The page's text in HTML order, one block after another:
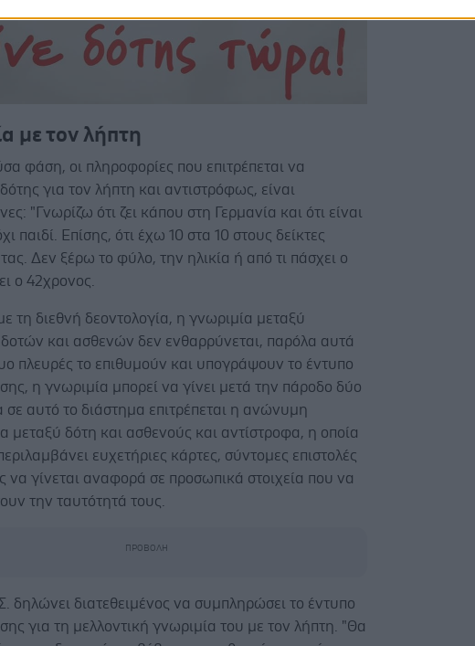
με τον λήπτη
φάση, οι πληροφορίες που επιτρέπεται να
για τον λήπτη και αντιστρόφως, είναι
"Γνωρίζω ότι ζει κάπου στη Γερμανία και ότι είναι
παιδί. Επίσης, ότι έχω 10 στα 10 στους δείκτες
Δεν ξέρω το φύλο, την ηλικία ή από τι πάσχει ο
ο 42χρονος.
τη διεθνή δεοντολογία, η γνωριμία μεταξύ
και ασθενών δεν ενθαρρύνεται, παρόλα αυτά
πλευρές το επιθυμούν και υπογράψουν το έντυπο
η γνωριμία μπορεί να γίνει μετά την πάροδο δύο
αυτό το διάστημα επιτρέπεται η ανώνυμη
μεταξύ δότη και ασθενούς και αντίστροφα, η οποία
ευχετήριες κάρτες, σύντομες επιστολές
να γίνεται αναφορά σε προσωπικά στοιχεία που να
την ταυτότητά τους.
δηλώνει διατεθειμένος να συμπληρώσει το έντυπο
για τη μελλοντική γνωριμία του με τον λήπτη. "Θα